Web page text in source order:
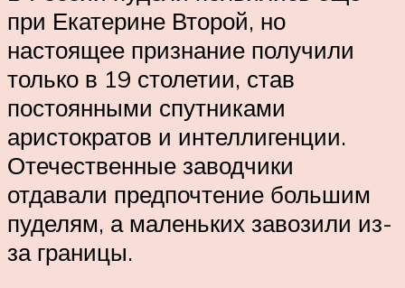
при Екатерине Второй, но
настоящее признание получили
только в 19 столетии, став
постоянными спутниками
аристократов и интеллигенции.
Отечественные заводчики
отдавали предпочтение большим
пуделям, а маленьких завозили из-
за границы.